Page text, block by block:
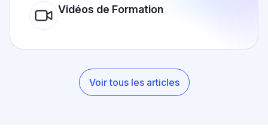
Vidéos de Formation
Voir tous les articles